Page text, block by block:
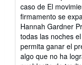
caso de El
firmamento se
Hannah Gardner
todas las noches
permita ganar el
algo que no ha